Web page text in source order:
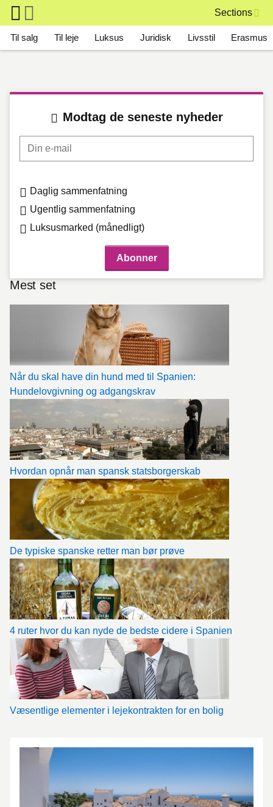
Skip to main content
Sections
Main navigation
Til salg Til leje Luksus Juridisk Livsstil Erasmus
Modtag de seneste nyheder
Din e-mail
Daglig sammenfatning
Ugentlig sammenfatning
Luksusmarked (månedligt)
Mest set
Når du skal have din hund med til Spanien:
Hundelovgivning og adgangskrav
Hvordan opnår man spansk statsborgerskab
De typiske spanske retter man bør prøve
4 ruter hvor du kan nyde de bedste cidere i Spanien
Væsentlige elementer i lejekontrakten for en bolig